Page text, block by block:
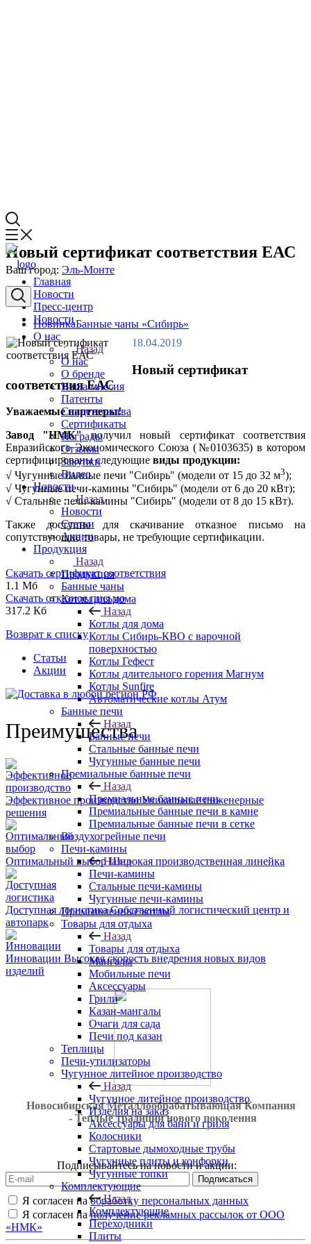
НовинкаБанные чаны «Сибирь»
О нас
Назад
О нас
О бренде
Наша миссия
Патенты
Свидетельства
Сертификаты
Награды
Отзывы
Закупки
Видео
Новости
Назад
Новости
Статьи
Акции
Продукция
Назад
Продукция
Банные чаны
Котлы для дома
Назад
Котлы для дома
Котлы Сибирь-КВО с варочной
поверхностью
Котлы Гефест
Котлы длительного горения Магнум
Котлы Sunfire
Автоматические котлы Атум
Банные печи
Назад
Банные печи
Стальные банные печи
Чугунные банные печи
Премиальные банные печи
Назад
Премиальные банные печи
Премиальные банные печи в камне
Премиальные банные печи в сетке
Воздухогрейные печи
Печи-камины
Назад
Печи-камины
Стальные печи-камины
Чугунные печи-камины
Промышленные котлы
Товары для отдыха
Назад
Товары для отдыха
Мангалы
Мобильные печи
Аксессуары
Грили
Казан-мангалы
Очаги для сада
Печи под казан
Теплицы
Печи-утилизаторы
Чугунное литейное производство
Назад
Чугунное литейное производство
Изделия на заказ
Аксессуары для бани и гриля
Колосники
Стартовые дымоходные трубы
Чугунные плиты и конфорки
Чугунные топки
Комплектующие
Назад
Комплектующие
Переходники
Плиты
Ваш город: Эль-Монте
Новый сертификат соответствия ЕАС
Главная
Новости
Пресс-центр
Новости
18.04.2019
Новый сертификат
соответствия ЕАС
Уважаемые партнеры!
Завод "НМК"получил новый сертификат соответствия
Евразийского Экономического Союза (№0103635) в котором
сертифицированы следующие виды продукции:
√ Чугунные банные печи "Сибирь" (модели от 15 до 32 м3);
√ Чугунные печи-камины "Сибирь" (модели от 6 до 20 кВт);
√ Стальные печи-камины "Сибирь" (модели от 8 до 15 кВт).
Также доступно для скачивание отказное письмо на
сопутствующие товары, не требующие сертификации.
Скачать сертификат соответствия
1.1 Мб
Скачать отказное письмо
317.2 Кб
Возврат к списку
Статьи
Акции
Преимущества
Эффективное производство Уникальные инженерные
решения
Оптимальный выбор Широкая производственная линейка
Доступная логистика Собственный логистический центр и
автопарк
Инновации Высокая скорость внедрения новых видов
изделий
Новосибирская Металлообрабатывающая Компания
- Теплые традиции нового поколения
Подписывайтесь на новости и акции:
Я согласен наобработку персональных данных
Я согласен наполучение рекламных рассылок от ООО
«НМК»